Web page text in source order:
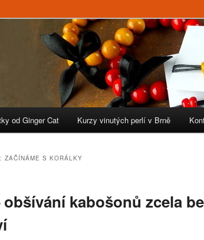
perle, originální šperky
od Ginger Cat Kurzy vinutých perlí v Brně
ZAČÍNÁME S KORÁLKY
obšívání kabošonů zcela